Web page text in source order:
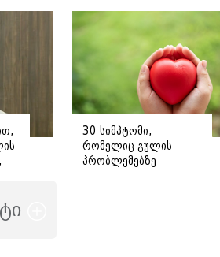
30 სიმპტომი,
რომელიც გულის
პრობლემებზე